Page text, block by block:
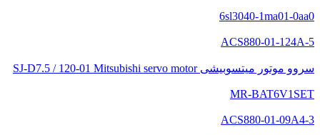
6sl3040-1ma01-0aa0
ACS880-01-124A-5
سروو موتور میتسوبیشی SJ-D7.5 / 120-01 Mitsubishi servo motor
MR-BAT6V1SET
ACS880-01-09A4-3